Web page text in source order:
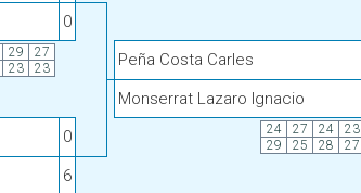
0
29
27
23 23 Peña Costa Carles
Monserrat Lazaro Ignacio
0 24 27 24
23
29
25 28 27
6